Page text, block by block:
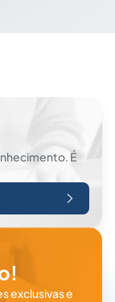
É
exclusivas e